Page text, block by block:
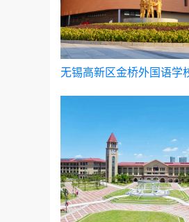
无锡高新区金桥外国语学
桥高中国际课程中心